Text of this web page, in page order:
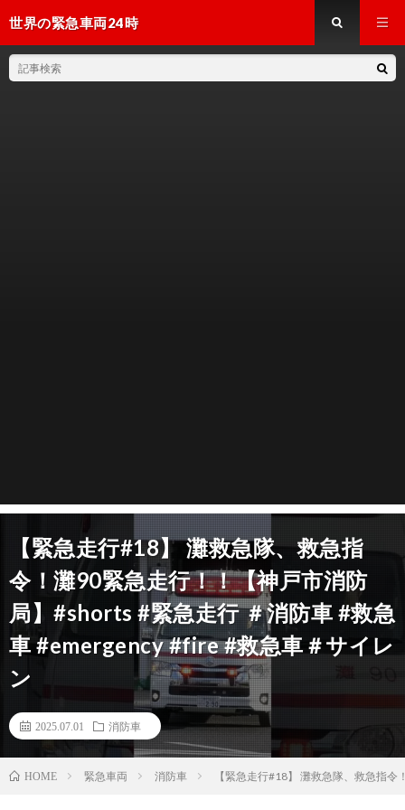
世界の緊急車両24時
【緊急走行#18】 灘救急隊、救急指
令！灘90緊急走行！！【神戸市消防
局】#shorts #緊急走行 ＃消防車 #救急
車 #emergency #fire #救急車＃サイレ
ン
2025.07.01 消防車
HOME 緊急車両 消防車 【緊急走行#18】 灘救急隊、救急指